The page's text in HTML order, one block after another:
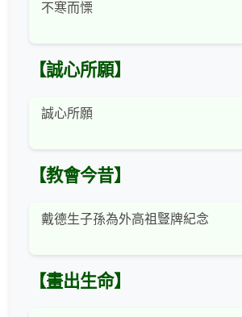
不寒而慄
【誠心所願】
誠心所願
【教會今昔】
戴德生子孫為外高祖豎牌紀念
【畫出生命】